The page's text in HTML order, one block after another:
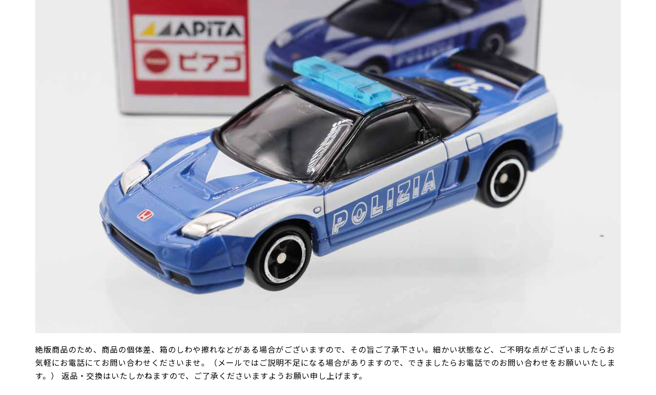
絶版商品のため、商品の個体差、箱のしわや擦れなどがある場合がございますので、その旨ご了承下さい。細かい状態など、ご不明な点がございましたらお
気軽にお電話にてお問い合わせくださいませ。（メールではご説明不足になる場合がありますので、できましたらお電話でのお問い合わせをお願いいたしま
す。） 返品・交換はいたしかねますので、ご了承くださいますようお願い申し上げます。